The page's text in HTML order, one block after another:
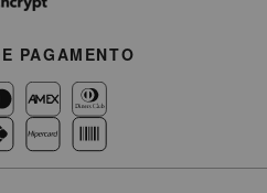
PAGAMENTO